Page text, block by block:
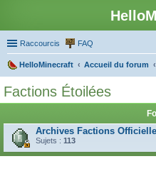
Raccourcis FAQ
HelloMinecraft
Accueil du forum
Factions Étoilées
Archives Factions
Sujets : 113